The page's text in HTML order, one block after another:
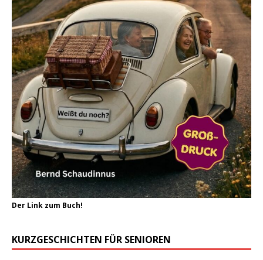
Der Link zum Buch!
KURZGESCHICHTEN FÜR SENIOREN